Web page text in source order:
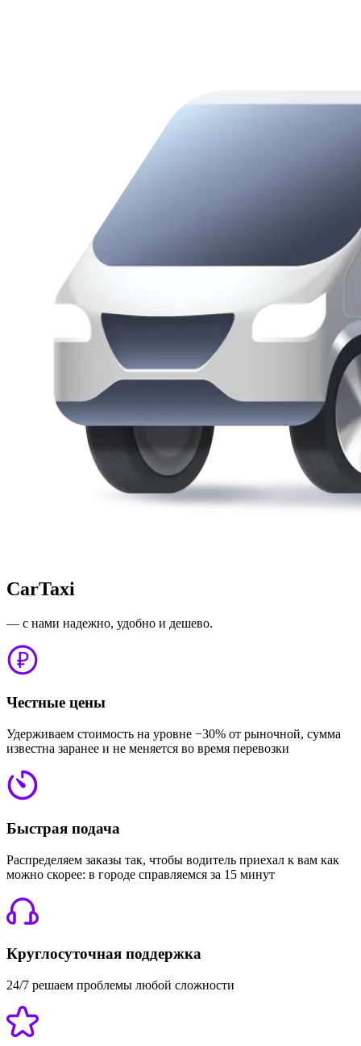
CarTaxi
— с нами надежно, удобно и дешево.
Честные цены
Удерживаем стоимость на уровне −30% от рыночной, сумма
известна заранее и не меняется во время перевозки
Быстрая подача
Распределяем заказы так, чтобы водитель приехал к вам как
можно скорее: в городе справляемся за 15 минут
Круглосуточная поддержка
24/7 решаем проблемы любой сложности